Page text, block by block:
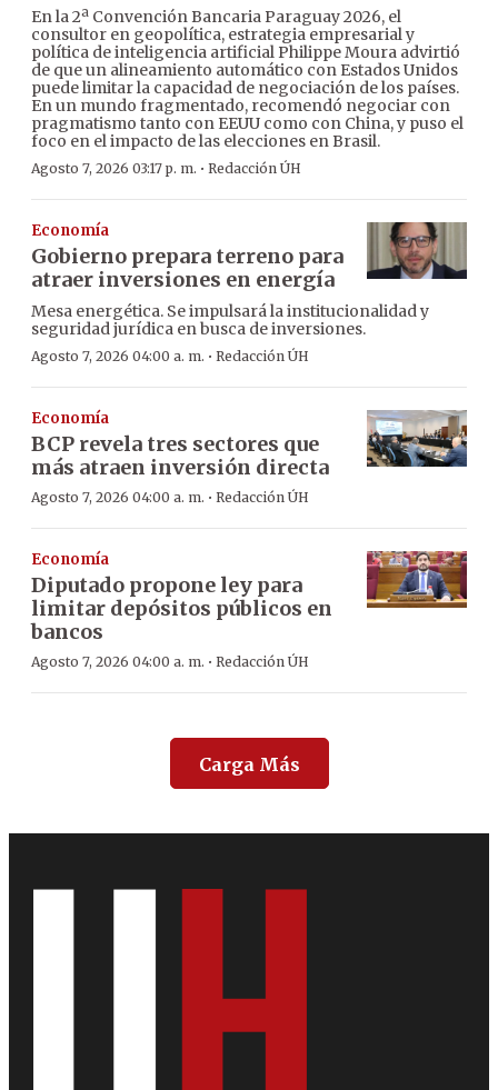
En la 2ª Convención Bancaria Paraguay 2026, el
consultor en geopolítica, estrategia empresarial y
política de inteligencia artificial Philippe Moura advirtió
de que un alineamiento automático con Estados Unidos
puede limitar la capacidad de negociación de los países.
En un mundo fragmentado, recomendó negociar con
pragmatismo tanto con EEUU como con China, y puso el
foco en el impacto de las elecciones en Brasil.
Agosto 7, 2026 03:17 p. m. · Redacción ÚH
Economía
Gobierno prepara terreno para
atraer inversiones en energía
Mesa energética. Se impulsará la institucionalidad y
seguridad jurídica en busca de inversiones.
Agosto 7, 2026 04:00 a. m. · Redacción ÚH
Economía
BCP revela tres sectores que
más atraen inversión directa
Agosto 7, 2026 04:00 a. m. · Redacción ÚH
Economía
Diputado propone ley para
limitar depósitos públicos en
bancos
Agosto 7, 2026 04:00 a. m. · Redacción ÚH
Carga Más